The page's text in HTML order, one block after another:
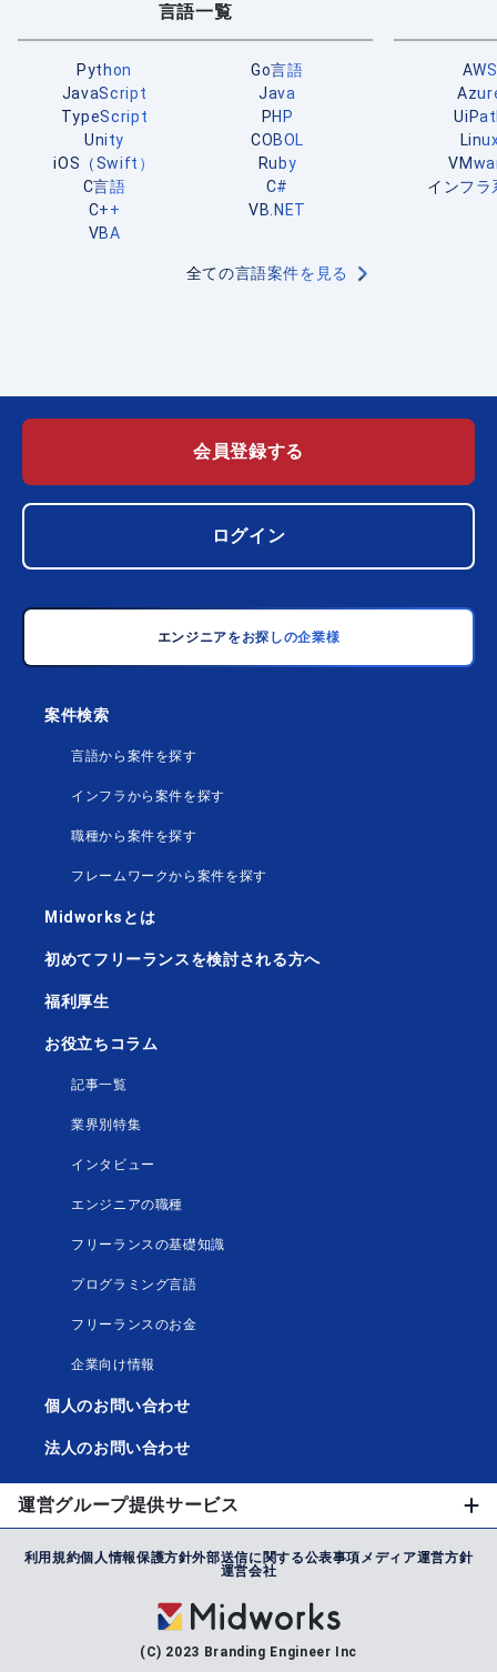
言語一覧
Python
Go言語
JavaScript
Java
TypeScript
PHP
Unity
COBOL
iOS（Swift）
Ruby
C言語
C#
C++
VB.NET
VBA
全ての言語案件を見る
AWS
インフラ
会員登録する
ログイン
エンジニアをお探しの企業様
案件検索
言語から案件を探す
インフラから案件を探す
職種から案件を探す
フレームワークから案件を探す
Midworksとは
初めてフリーランスを検討される方へ
福利厚生
お役立ちコラム
記事一覧
業界別特集
インタビュー
エンジニアの職種
フリーランスの基礎知識
プログラミング言語
フリーランスのお金
企業向け情報
個人のお問い合わせ
法人のお問い合わせ
運営グループ提供サービス
利用規約個人情報保護方針外部送信に関する公表事項メディア運営方針
運営会社
(C) 2023 Branding Engineer Inc